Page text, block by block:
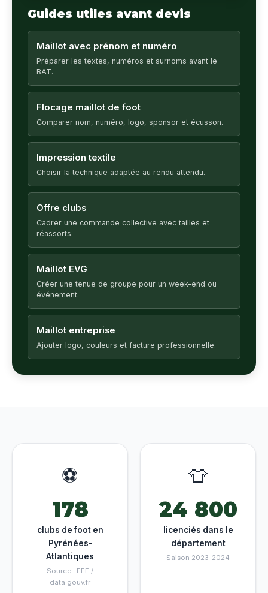
Guides utiles avant devis
Maillot avec prénom et numéro
Préparer les textes, numéros et surnoms avant le
BAT.
Flocage maillot de foot
Comparer nom, numéro, logo, sponsor et écusson.
Impression textile
Choisir la technique adaptée au rendu attendu.
Offre clubs
Cadrer une commande collective avec tailles et
réassorts.
Maillot EVG
Créer une tenue de groupe pour un week-end ou
événement.
Maillot entreprise
Ajouter logo, couleurs et facture professionnelle.
⚽
178
clubs de foot en
Pyrénées-
Atlantiques
Source : FFF /
data.gouv.fr
👕
24 800
licenciés dans le
département
Saison 2023-2024